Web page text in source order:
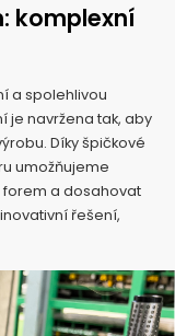
komplexní
a spolehlivou
je navržena tak, aby
Díky špičkové
umožňujeme
a dosahovat
řešení,